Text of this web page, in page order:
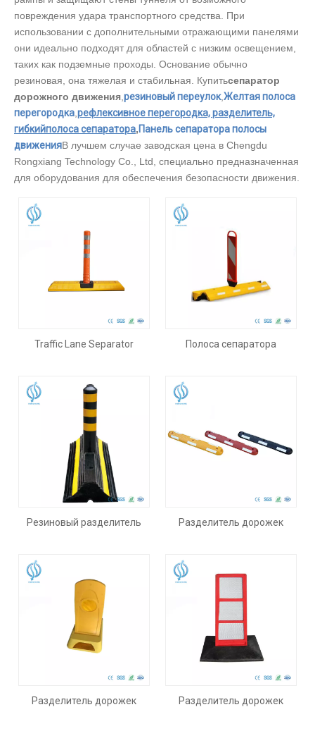
повреждения удара транспортного средства. При
использовании с дополнительными отражающими панелями
они идеально подходят для областей с низким освещением,
таких как подземные проходы. Основание обычно
резиновая, она тяжелая и стабильная. Купитьсепаратор
дорожного движения резиновый переулок,Желтая полоса
перегородка рефлексивное перегородка, разделитель,
гибкийполоса сепаратора,Панель сепаратора полосы
движенияВ лучшем случае заводская цена в Chengdu
Rongxiang Technology Co., Ltd, специально предназначенная
для оборудования для обеспечения безопасности движения.
Traffic Lane Separator
Полоса сепаратора
Резиновый разделитель
Разделитель дорожек
Разделитель дорожек Разделитель дорожек